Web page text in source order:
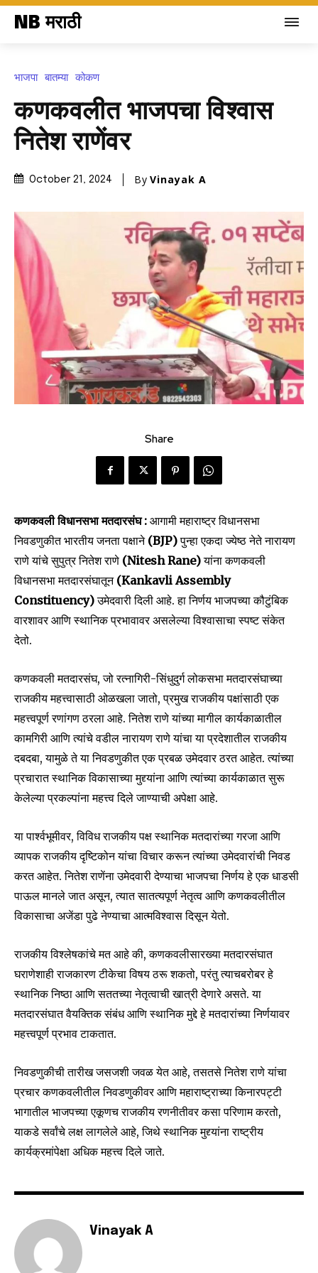
Join our community of
SUBSCRIBERS and be part of the
conversation.
To subscribe, simply enter your email address on our website
or click the subscribe button below. Don't worry, we respect
your privacy and won't spam your inbox. Your information is
safe with us.
SUBSCRIBE
6,300
Fans
32,111
NB मराठी
भाजपा बातम्या कोकण
कणकवलीत भाजपचा विश्वास
नितेश राणेंवर
October 21, 2024 By Vinayak A
Share
कणकवली विधानसभा मतदारसंघ : आगामी महाराष्ट्र विधानसभा
निवडणुकीत भारतीय जनता पक्षाने (BJP)पुन्हा एकदा ज्येष्ठ नेते नारायण
राणे यांचे सुपुत्र नितेश राणे (Nitesh Rane)यांना कणकवली
विधानसभा मतदारसंघातून (Kankavli Assembly
Constituency)उमेदवारी दिली आहे. हा निर्णय भाजपच्या कौटुंबिक
वारशावर आणि स्थानिक प्रभावावर असलेल्या विश्वासाचा स्पष्ट संकेत
देतो.
कणकवली मतदारसंघ, जो रत्नागिरी-सिंधुदुर्ग लोकसभा मतदारसंघाच्या
राजकीय महत्त्वासाठी ओळखला जातो, प्रमुख राजकीय पक्षांसाठी एक
महत्त्वपूर्ण रणांगण ठरला आहे. नितेश राणे यांच्या मागील कार्यकाळातील
कामगिरी आणि त्यांचे वडील नारायण राणे यांचा या प्रदेशातील राजकीय
दबदबा, यामुळे ते या निवडणुकीत एक प्रबळ उमेदवार ठरत आहेत. त्यांच्या
प्रचारात स्थानिक विकासाच्या मुद्द्यांना आणि त्यांच्या कार्यकाळात सुरू
केलेल्या प्रकल्पांना महत्त्व दिले जाण्याची अपेक्षा आहे.
या पार्श्वभूमीवर, विविध राजकीय पक्ष स्थानिक मतदारांच्या गरजा आणि
व्यापक राजकीय दृष्टिकोन यांचा विचार करून त्यांच्या उमेदवारांची निवड
करत आहेत. नितेश राणेंना उमेदवारी देण्याचा भाजपचा निर्णय हे एक धाडसी
पाऊल मानले जात असून, त्यात सातत्यपूर्ण नेतृत्व आणि कणकवलीतील
विकासाचा अजेंडा पुढे नेण्याचा आत्मविश्वास दिसून येतो.
राजकीय विश्लेषकांचे मत आहे की, कणकवलीसारख्या मतदारसंघात
घराणेशाही राजकारण टीकेचा विषय ठरू शकतो, परंतु त्याचबरोबर हे
स्थानिक निष्ठा आणि सततच्या नेतृत्वाची खात्री देणारे असते. या
मतदारसंघात वैयक्तिक संबंध आणि स्थानिक मुद्दे हे मतदारांच्या निर्णयावर
महत्त्वपूर्ण प्रभाव टाकतात.
निवडणुकीची तारीख जसजशी जवळ येत आहे, तसतसे नितेश राणे यांचा
प्रचार कणकवलीतील निवडणुकीवर आणि महाराष्ट्राच्या किनारपट्टी
भागातील भाजपच्या एकूणच राजकीय रणनीतीवर कसा परिणाम करतो,
याकडे सर्वांचे लक्ष लागलेले आहे, जिथे स्थानिक मुद्द्यांना राष्ट्रीय
कार्यक्रमांपेक्षा अधिक महत्त्व दिले जाते.
Vinayak A